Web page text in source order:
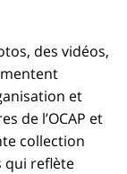
des vidéos,
et
de l’OCAP et
collection
qui reflète